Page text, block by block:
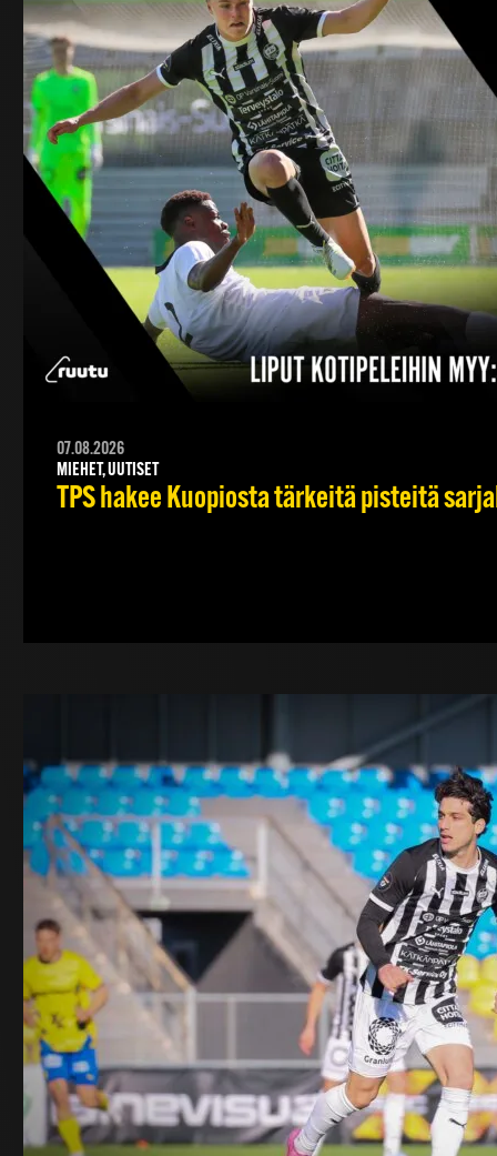
07.08.2026
MIEHET, UUTISET
TPS hakee Kuopiosta tärkeitä pisteitä